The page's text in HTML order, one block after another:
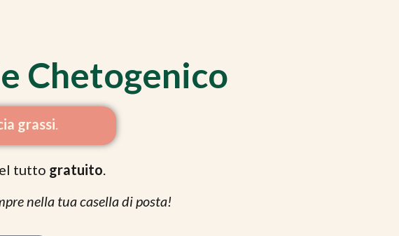
Chetogenico
grassi.
tutto gratuito.
nella tua casella di posta!